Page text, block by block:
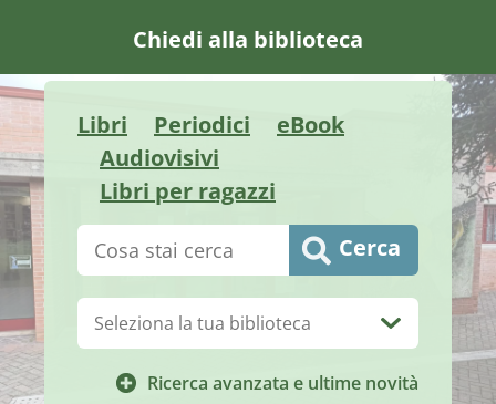
Chiedi alla biblioteca
Libri Periodici
eBook
Audiovisivi
Libri per ragazzi
Cerca su "Catalogo" Cerca
Ricerca avanzata e ultime novità
Biblioteca: